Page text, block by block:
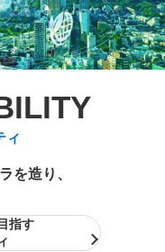
ィ
を造り、
指す